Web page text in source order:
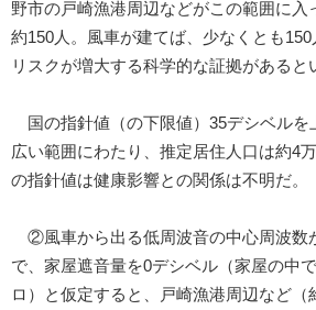
野市の戸崎漁港周辺などがこの範囲に入
約150人。風車が建てば、少なくとも
リスクが増大する科学的な証拠があると
国の指針値（の下限値）35デシベルを
広い範囲にわたり、推定居住人口は約4
の指針値は健康影響との関係は不明だ。
②風車から出る低周波音の中心周波数
で、家屋遮音量を0デシベル（家屋の中
ロ）と仮定すると、戸崎漁港周辺など（